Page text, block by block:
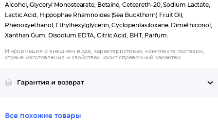
Alcohol, Glyceryl Monostearate, Betaine, Ceteareth-20, Sodium Lactate,
Lactic Acid, Hippophae Rhamnoides (Sea Buckthorn) Fruit Oil,
Phenoxyethanol, Ethylhexylglycerin, Cyclopentasiloxane, Dimethiconol,
Xanthan Gum, Disodium EDTA, Citric Acid, BHT, Parfum.
Информация о внешнем виде, характеристиках, комплекте поставки,
стране изготовления и свойствах носит справочный характер.
Гарантия и возврат
Все похожие товары